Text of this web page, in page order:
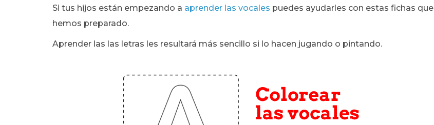
Si tus hijos están empezando a aprender las vocales puedes ayudarles con estas fichas que
hemos preparado.
Aprender las las letras les resultará más sencillo si lo hacen jugando o pintando.